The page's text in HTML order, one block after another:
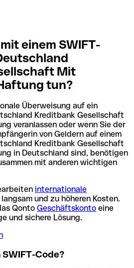
einem SWIFT-
Mit
tun?
Überweisung auf ein
Kreditbank Gesellschaft
veranlassen oder wenn Sie der
von Geldern auf einem
Kreditbank Gesellschaft
in Deutschland sind, benötigen
mit anderen wichtigen
internationale
und zu höheren Kosten.
Qonto Geschäftskonto eine
und sichere Lösung.
Code?